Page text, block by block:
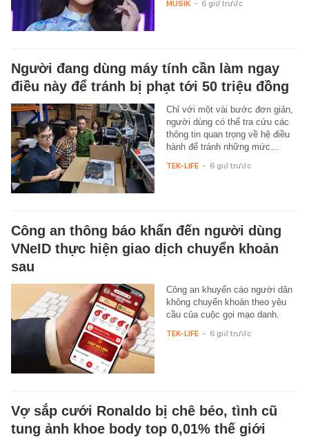
MUSIK - 6 giờ trước
Người đang dùng máy tính cần làm ngay
điều này để tránh bị phạt tới 50 triệu đồng
Chỉ với một vài bước đơn giản,
người dùng có thể tra cứu các
thông tin quan trọng về hệ điều
hành để tránh những mức…
TEK-LIFE - 6 giờ trước
Công an thông báo khẩn đến người dùng
VNeID thực hiện giao dịch chuyển khoản
sau
Công an khuyến cáo người dân
không chuyển khoản theo yêu
cầu của cuộc gọi mạo danh.
TEK-LIFE - 6 giờ trước
Vợ sắp cưới Ronaldo bị chê béo, tình cũ
tung ảnh khoe body top 0,01% thế giới